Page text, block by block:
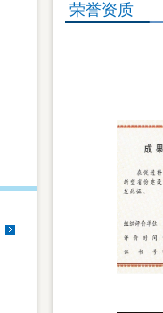
荣誉资质